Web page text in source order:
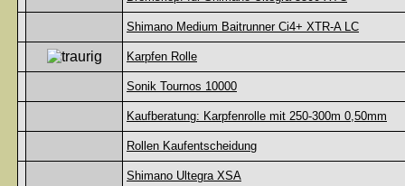
Shimano Medium Baitrunner Ci4+ XTR-A LC
Karpfen Rolle
Sonik Tournos 10000
Kaufberatung: Karpfenrolle mit 250-300m 0,50mm
Rollen Kaufentscheidung
Shimano Ultegra XSA